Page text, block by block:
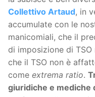
Collettivo Artaud, in
accumulate con le
manicomiali, che il
di imposizione di
che il TSO non è
come extrema ratio.
giuridiche e mediche